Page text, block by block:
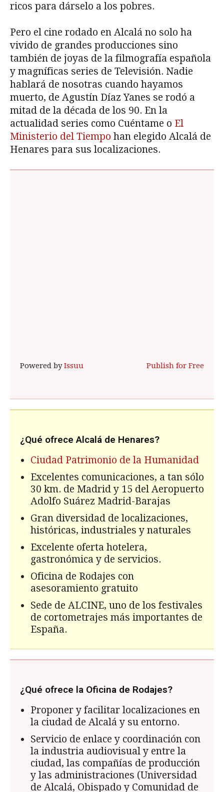
ricos para dárselo a los pobres.
Pero el cine rodado en Alcalá no solo ha
vivido de grandes producciones sino
también de joyas de la filmografía española
y magníficas series de Televisión. Nadie
hablará de nosotras cuando hayamos
muerto, de Agustín Díaz Yanes se rodó a
mitad de la década de los 90. En la
actualidad series como Cuéntame o El
Ministerio del Tiempo han elegido Alcalá de
Henares para sus localizaciones.
Powered byIssuu Publish for Free
¿Qué ofrece Alcalá de Henares?
Ciudad Patrimonio de la Humanidad
Excelentes comunicaciones, a tan sólo
30 km. de Madrid y 15 del Aeropuerto
Adolfo Suárez Madrid-Barajas
Gran diversidad de localizaciones,
históricas, industriales y naturales
Excelente oferta hotelera,
gastronómica y de servicios.
Oficina de Rodajes con
asesoramiento gratuito
Sede de ALCINE, uno de los festivales
de cortometrajes más importantes de
España.
¿Qué ofrece la Oficina de Rodajes?
Proponer y facilitar localizaciones en
la ciudad de Alcalá y su entorno.
Servicio de enlace y coordinación con
la industria audiovisual y entre la
ciudad, las compañías de producción
y las administraciones (Universidad
de Alcalá, Obispado y Comunidad de